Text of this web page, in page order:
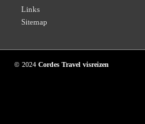
Links
Sitemap
© 2024 Cordes Travel visreizen